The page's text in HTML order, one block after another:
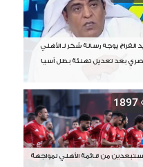
الفراج يوجه رسالة شكر لـ الأهلي
بعد تعديل تهنئة بطل آسيا
1897
من قائمة الأهلي لمواجهة